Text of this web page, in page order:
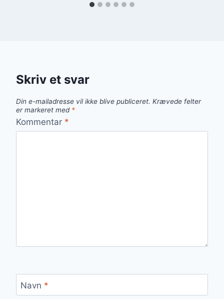
Skriv et svar
Din e-mailadresse vil ikke blive publiceret. Krævede felter
er markeret med *
Kommentar *
Navn *